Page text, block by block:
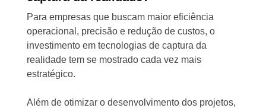
Para empresas que buscam maior eficiência
operacional, precisão e redução de custos, o
investimento em tecnologias de captura da
realidade tem se mostrado cada vez mais
estratégico.
Além de otimizar o desenvolvimento dos projetos,